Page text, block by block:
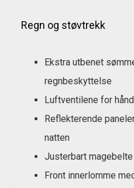
Regn og støvtrekk
Ekstra utbenet
regnbeskyttelse
Luftventilene for
Reflekterende
natten
Justerbart
Front innerlomme